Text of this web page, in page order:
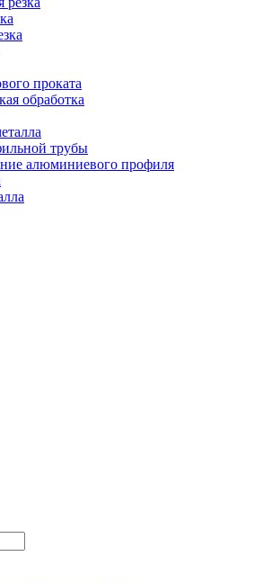
проката
обработка
трубы
алюминиевого профиля